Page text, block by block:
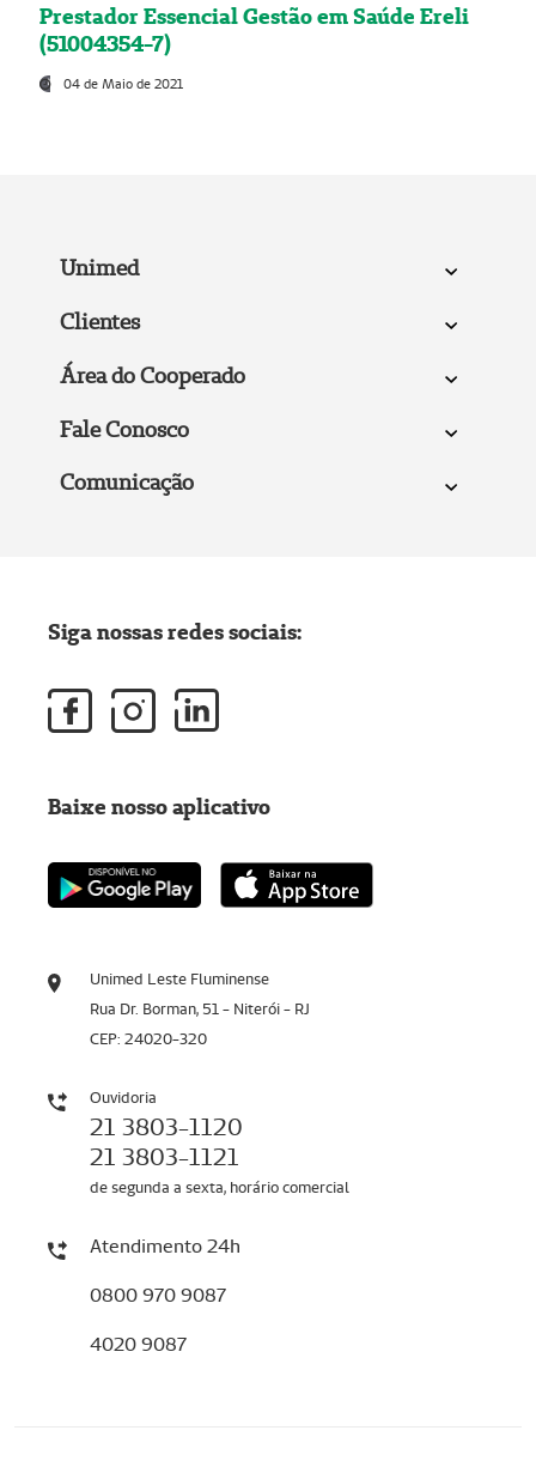
Prestador Essencial Gestão em Saúde Ereli
(51004354-7)
04 de Maio de 2021
Unimed
Clientes
Área do Cooperado
Fale Conosco
Comunicação
Unimed Leste Fluminense
Rua Dr. Borman, 51 - Niterói - RJ
CEP: 24020-320
Ouvidoria
21 3803-1120
21 3803-1121
de segunda a sexta, horário comercial
Atendimento 24h
0800 970 9087
4020 9087
Siga nossas redes sociais:
Baixe nosso aplicativo